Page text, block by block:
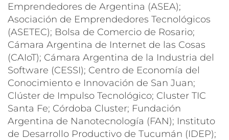
Emprendedores de Argentina (ASEA);
Asociación de Emprendedores Tecnológicos
(ASETEC); Bolsa de Comercio de Rosario;
Cámara Argentina de Internet de las Cosas
(CAIoT); Cámara Argentina de la Industria del
Software (CESSI); Centro de Economía del
Conocimiento e Innovación de San Juan;
Clúster de Impulso Tecnológico; Cluster TIC
Santa Fe; Córdoba Cluster; Fundación
Argentina de Nanotecnología (FAN); Instituto
de Desarrollo Productivo de Tucumán (IDEP);